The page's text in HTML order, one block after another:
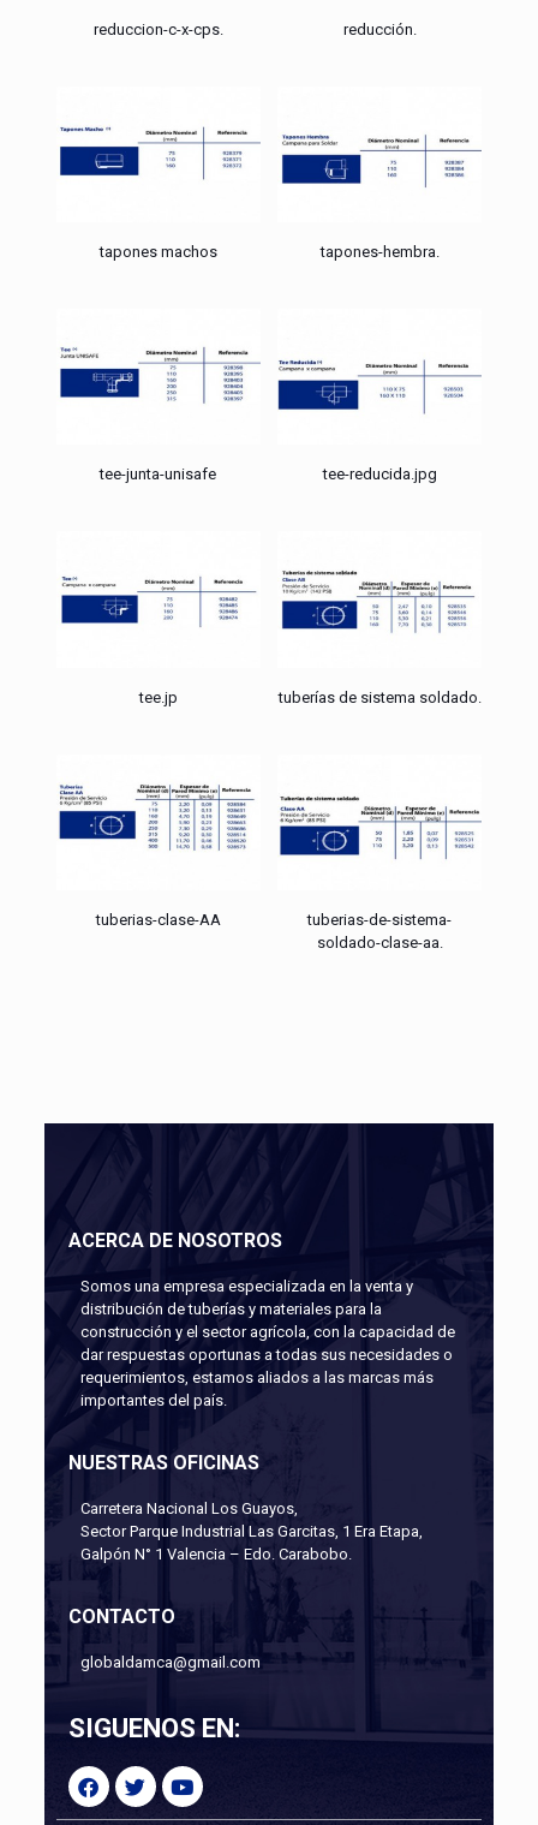
reduccion-c-x-cps. reducción.
tapones machos tapones-hembra.
tee-junta-unisafe tee-reducida.jpg
tee.jp tuberías de sistema soldado.
tuberias-clase-AA
tuberias-de-sistema-
soldado-clase-aa.
ACERCA DE NOSOTROS
Somos una empresa especializada en la venta y
distribución de tuberías y materiales para la
construcción y el sector agrícola, con la capacidad de
dar respuestas oportunas a todas sus necesidades o
requerimientos, estamos aliados a las marcas más
importantes del país.
NUESTRAS OFICINAS
Carretera Nacional Los Guayos,
Sector Parque Industrial Las Garcitas, 1 Era Etapa,
Galpón N° 1 Valencia – Edo. Carabobo.
CONTACTO
globaldamca@gmail.com
SIGUENOS EN: